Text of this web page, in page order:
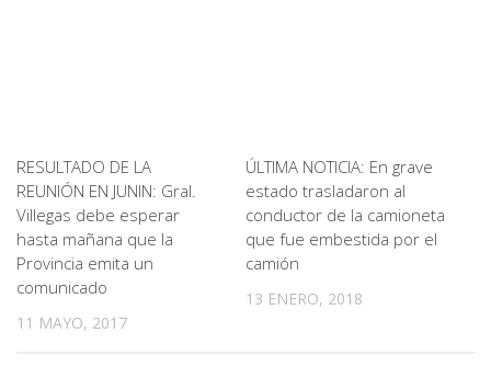
RESULTADO DE LA
REUNIÓN EN JUNIN: Gral.
Villegas debe esperar
hasta mañana que la
Provincia emita un
comunicado
11 MAYO, 2017
ÚLTIMA NOTICIA: En grave
estado trasladaron al
conductor de la camioneta
que fue embestida por el
camión
13 ENERO, 2018